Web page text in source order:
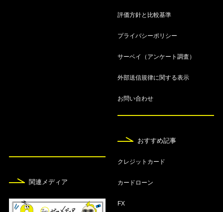
【2026年】プラチナカードおすすめ比較23選！コ
クレジットカードおすすめ人気ランキング36選！
【2026年8月】仮想通貨・ビットコインおすすめ
仮想通貨取引所おすすめ16選！人気比較ランキン
評価方針と比較基準
プライバシーポリシー
サーベイ（アンケート調査）
外部送信規律に関する表示
お問い合わせ
おすすめ記事
クレジットカード
カードローン
FX
関連メディア